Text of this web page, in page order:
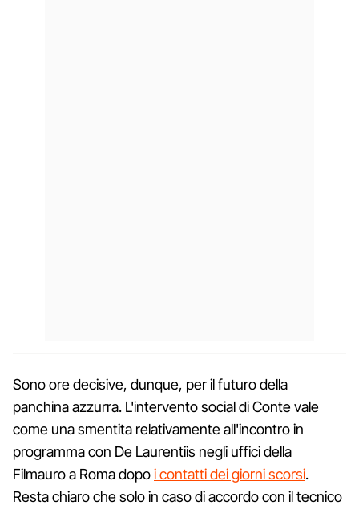
Sono ore decisive, dunque, per il futuro della
panchina azzurra. L'intervento social di Conte vale
come una smentita relativamente all'incontro in
programma con De Laurentiis negli uffici della
Filmauro a Roma dopoi contatti dei giorni scorsi.
Resta chiaro che solo in caso di accordo con il tecnico